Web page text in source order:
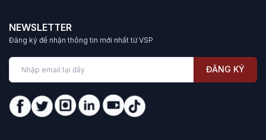
NEWSLETTER
Đăng ký để nhận thông tin mới nhất từ VSP
ĐĂNG KÝ